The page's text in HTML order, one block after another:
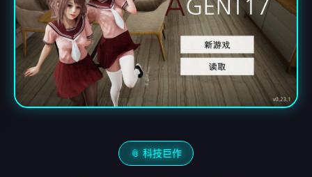
📎 科技巨作